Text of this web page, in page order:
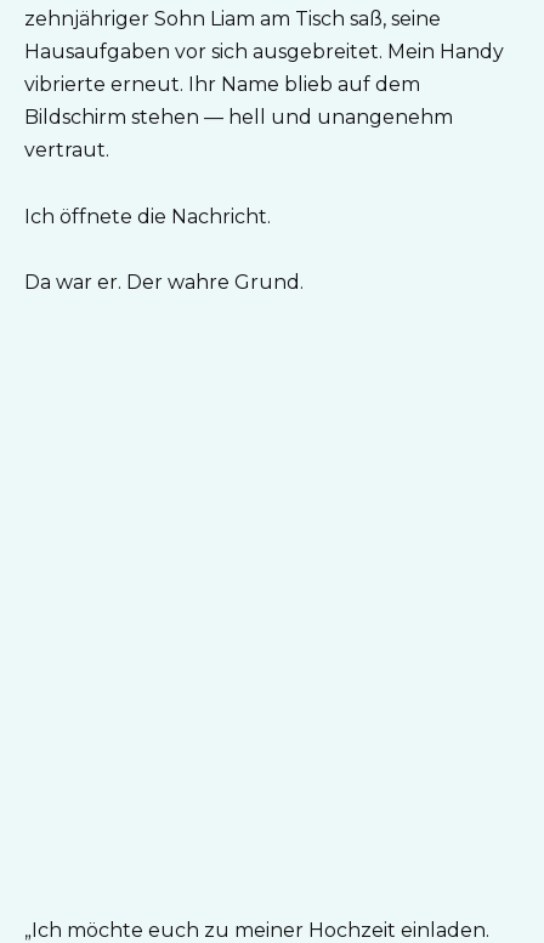
zehnjähriger Sohn Liam am Tisch saß, seine
Hausaufgaben vor sich ausgebreitet. Mein Handy
vibrierte erneut. Ihr Name blieb auf dem
Bildschirm stehen — hell und unangenehm
vertraut.
Ich öffnete die Nachricht.
Da war er. Der wahre Grund.
„Ich möchte euch zu meiner Hochzeit einladen.